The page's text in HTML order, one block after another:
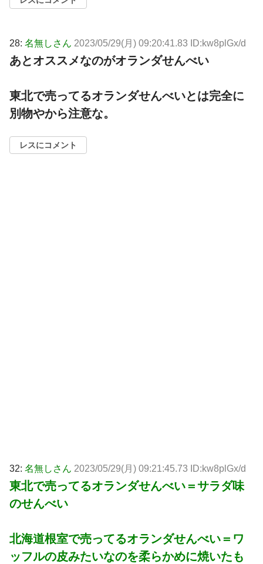
28: 名無しさん 2023/05/29(月) 09:20:41.83 ID:kw8plGx/d
あとオススメなのがオランダせんべい
東北で売ってるオランダせんべいとは完全に
別物やから注意な。
レスにコメント
32: 名無しさん 2023/05/29(月) 09:21:45.73 ID:kw8plGx/d
東北で売ってるオランダせんべい＝サラダ味
のせんべい
北海道根室で売ってるオランダせんべい＝ワ
ッフルの皮みたいなのを柔らかめに焼いたも